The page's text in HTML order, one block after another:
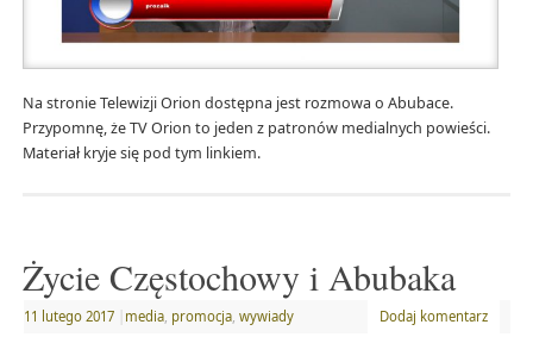
Na stronie Telewizji Orion dostępna jest rozmowa o Abubace.
Przypomnę, że TV Orion to jeden z patronów medialnych powieści.
Materiał kryje się pod tym linkiem.
Życie Częstochowy i Abubaka
11 lutego 2017 media, promocja, wywiady Dodaj komentarz